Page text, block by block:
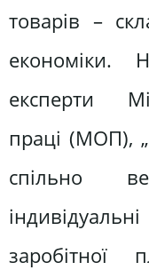
товарів –
експерти
праці (МОП),
спільно